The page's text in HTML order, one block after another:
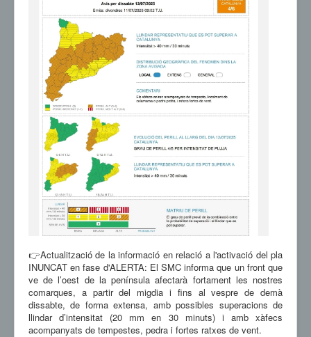
👉Actualització de la informació en relació a l'activació del pla
INUNCAT en fase d'ALERTA: El SMC informa que un front que
ve de l’oest de la península afectarà fortament les nostres
comarques, a partir del migdia i fins al vespre de demà
dissabte, de forma extensa, amb possibles superacions de
llindar d’intensitat (20 mm en 30 minuts) i amb xàfecs
acompanyats de tempestes, pedra i fortes ratxes de vent.